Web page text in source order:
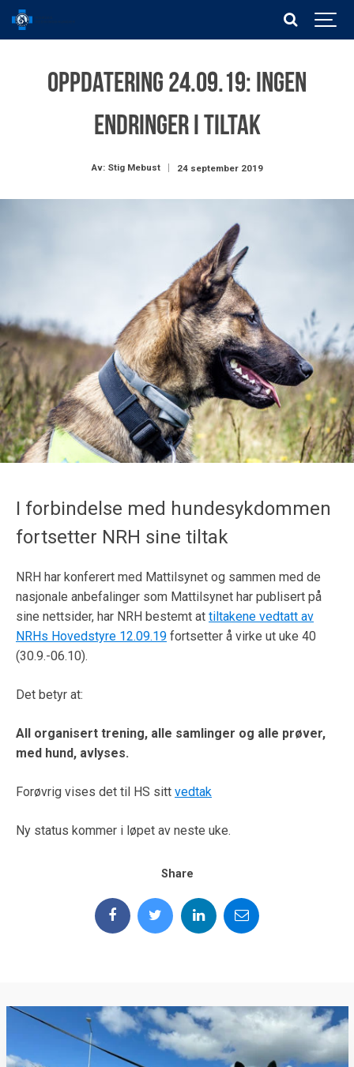
Oppdatering 24.09.19: Ingen
endringer i tiltak
Av: Stig Mebust 24 september 2019
I forbindelse med hundesykdommen
fortsetter NRH sine tiltak
NRH har konferert med Mattilsynet og sammen med de
nasjonale anbefalinger som Mattilsynet har publisert på
sine nettsider, har NRH bestemt at tiltakene vedtatt av
NRHs Hovedstyre 12.09.19 fortsetter å virke ut uke 40
(30.9.-06.10).
Det betyr at:
All organisert trening, alle samlinger og alle prøver,
med hund, avlyses.
Forøvrig vises det til HS sitt vedtak
Ny status kommer i løpet av neste uke.
Share